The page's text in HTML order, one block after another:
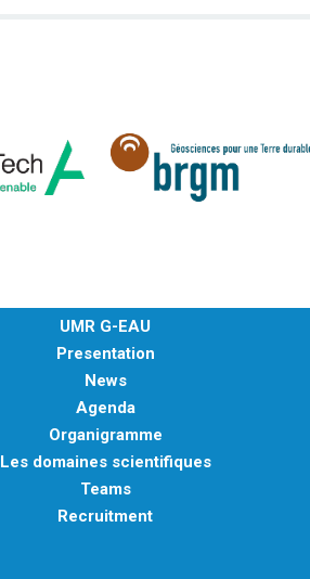
UMR G-EAU
Presentation
News
Agenda
Organigramme
Les domaines scientifiques
Teams
Recruitment